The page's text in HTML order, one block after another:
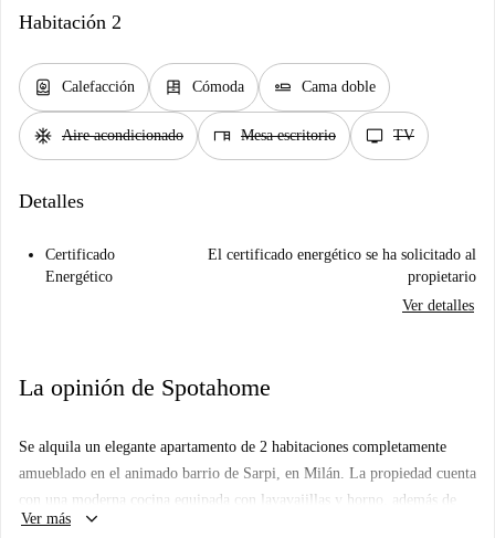
Habitación 2
water_heater Calefacción dresser Cómoda airline_seat_flat Cama doble
ac_unit Aire acondicionado desk Mesa escritorio tv TV
Detalles
Certificado
Energético
El certificado energético se ha solicitado al
propietario
Ver detalles
La opinión de Spotahome
Se alquila un elegante apartamento de 2 habitaciones completamente
amueblado en el animado barrio de Sarpi, en Milán. La propiedad cuenta
con una moderna cocina equipada con lavavajillas y horno, además de
lavadora. Es ideal para estudiantes y profesionales, y las parejas son
Ver más keyboard_arrow_down